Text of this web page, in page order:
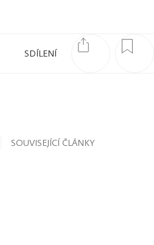
SDÍLENÍ
SOUVISEJÍCÍ ČLÁNKY